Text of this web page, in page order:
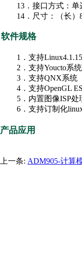
13．接口方式：单
14．尺寸：（长）
软件规格
1．支持
2．支持Youcto系统
3．支持QNX系统
4．支持OpenGL
5．内置图像ISP处
6．支持订制化
产品应用
上一条: ADM905-计算